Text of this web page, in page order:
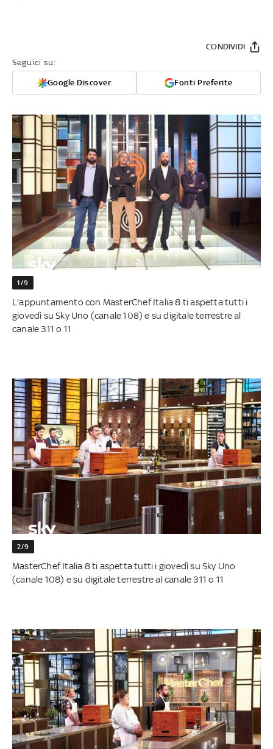
Seguici su:
Google Discover Fonti Preferite
CONDIVIDI
1/9
L'appuntamento con MasterChef Italia 8 ti aspetta tutti i
giovedì su Sky Uno (canale 108) e su digitale terrestre al
canale 311 o 11
2/9
MasterChef Italia 8 ti aspetta tutti i giovedì su Sky Uno
(canale 108) e su digitale terrestre al canale 311 o 11